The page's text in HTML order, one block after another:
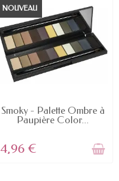
NOUVEAU
RUPTURE DE STOCK
Smoky - Palette Ombre à
Paupière Color...
4,96 €